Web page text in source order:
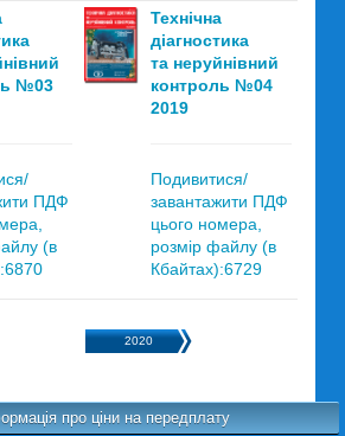
№03
ПДФ
(в
Технічна
діагностика
та неруйнівний
контроль №04
2019
Подивитися/
завантажити ПДФ
цього номера,
розмір файлу (в
Кбайтах):6729
2020
про ціни на передплату